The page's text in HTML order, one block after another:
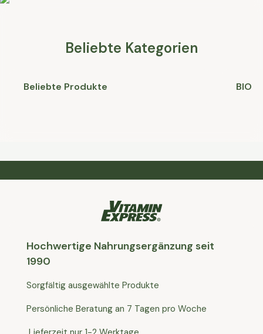
Beliebte Kategorien
Beliebte Produkte BIO
Hochwertige Nahrungsergänzung seit
1990
Sorgfältig ausgewählte Produkte
Persönliche Beratung an 7 Tagen pro Woche